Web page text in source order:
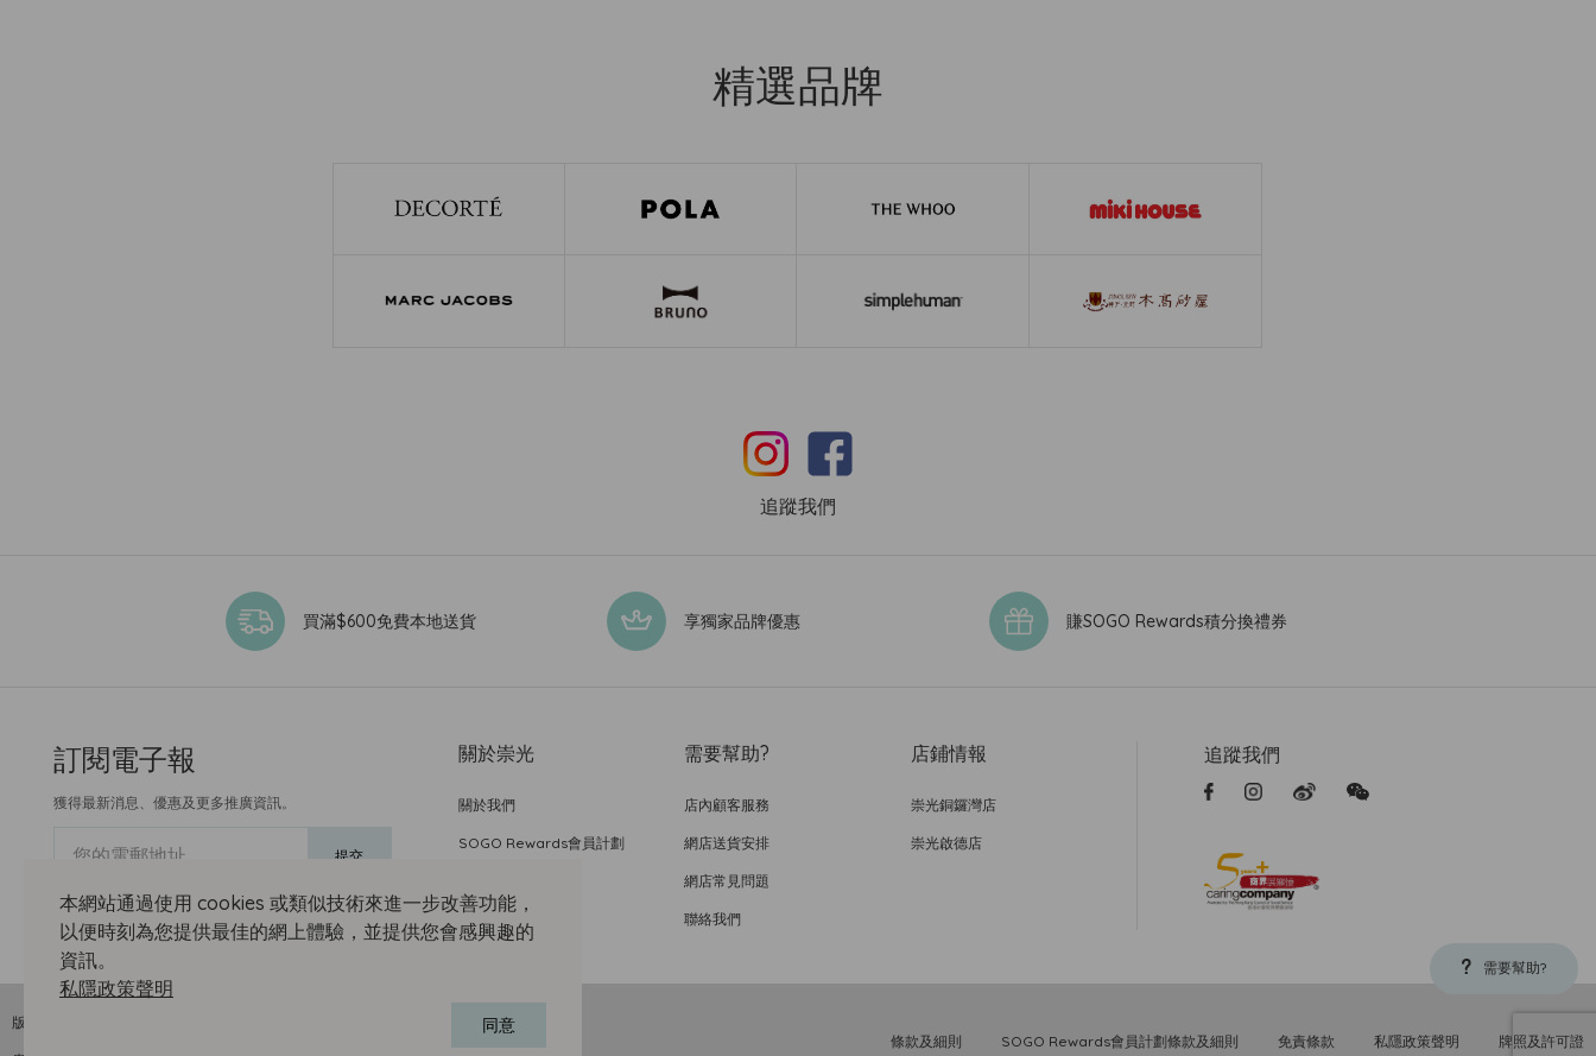
精選品牌
追蹤我們
本網站通過使用 cookies 或類似技術來進一步改善功能，
以便時刻為您提供最佳的網上體驗，並提供您會感興趣的
資訊。
私隱政策聲明
同意
需要幫助?
買滿$600免費本地送貨 享獨家品牌優惠 賺SOGO Rewards積分換禮券
訂閱電子報
獲得最新消息、優惠及更多推廣資訊。
您的電郵地址 提交
關於崇光
關於我們
SOGO Rewards會員計劃
需要幫助?
店內顧客服務
網店送貨安排
網店常見問題
聯絡我們
店鋪情報
崇光銅鑼灣店
崇光啟德店
追蹤我們
版權聲明 © 2026 崇光(香港)百貨有限公司 版權所有 不得轉載
條款及細則 SOGO Rewards會員計劃條款及細則 免責條款 私隱政策聲明 牌照及許可證